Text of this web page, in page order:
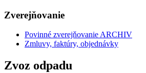
Zverejňovanie
Povinné zverejňovanie ARCHIV
Zmluvy, faktúry, objednávky
Zvoz odpadu